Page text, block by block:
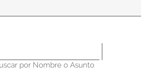
por Nombre o Asunto